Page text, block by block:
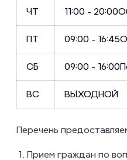
ЧТ 11:00 - 20:00
ПТ 09:00 - 16:45
СБ 09:00 -
ВС ВЫХОДНОЙ
Перечень
Прием граждан по